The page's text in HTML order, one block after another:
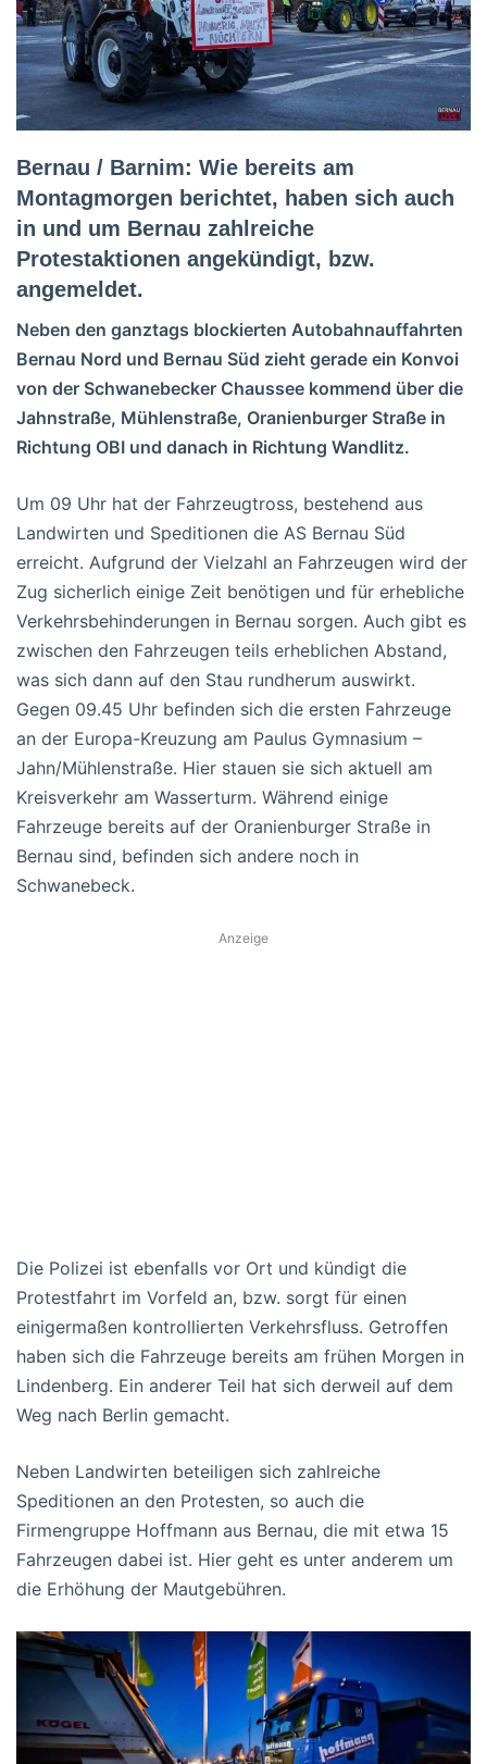
Bernau / Barnim: Wie bereits am
Montagmorgen berichtet, haben sich auch
in und um Bernau zahlreiche
Protestaktionen angekündigt, bzw.
angemeldet.
Neben den ganztags blockierten Autobahnauffahrten
Bernau Nord und Bernau Süd zieht gerade ein Konvoi
von der Schwanebecker Chaussee kommend über die
Jahnstraße, Mühlenstraße, Oranienburger Straße in
Richtung OBI und danach in Richtung Wandlitz.
Um 09 Uhr hat der Fahrzeugtross, bestehend aus
Landwirten und Speditionen die AS Bernau Süd
erreicht. Aufgrund der Vielzahl an Fahrzeugen wird der
Zug sicherlich einige Zeit benötigen und für erhebliche
Verkehrsbehinderungen in Bernau sorgen. Auch gibt es
zwischen den Fahrzeugen teils erheblichen Abstand,
was sich dann auf den Stau rundherum auswirkt.
Gegen 09.45 Uhr befinden sich die ersten Fahrzeuge
an der Europa-Kreuzung am Paulus Gymnasium –
Jahn/Mühlenstraße. Hier stauen sie sich aktuell am
Kreisverkehr am Wasserturm. Während einige
Fahrzeuge bereits auf der Oranienburger Straße in
Bernau sind, befinden sich andere noch in
Schwanebeck.
Anzeige
Die Polizei ist ebenfalls vor Ort und kündigt die
Protestfahrt im Vorfeld an, bzw. sorgt für einen
einigermaßen kontrollierten Verkehrsfluss. Getroffen
haben sich die Fahrzeuge bereits am frühen Morgen in
Lindenberg. Ein anderer Teil hat sich derweil auf dem
Weg nach Berlin gemacht.
Neben Landwirten beteiligen sich zahlreiche
Speditionen an den Protesten, so auch die
Firmengruppe Hoffmann aus Bernau, die mit etwa 15
Fahrzeugen dabei ist. Hier geht es unter anderem um
die Erhöhung der Mautgebühren.